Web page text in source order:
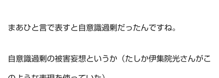
まあひと言で表すと自意識過剰だったんですね。
自意識過剰の被害妄想というか（たしか伊集院光さんがこ